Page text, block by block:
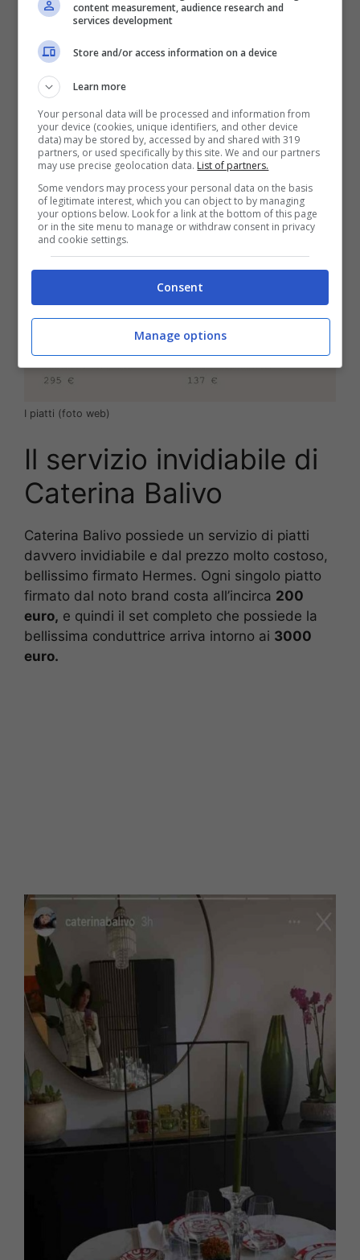
I piatti (foto web)
Il servizio invidiabile di
Caterina Balivo
Caterina Balivo possiede un servizio di piatti
davvero invidiabile e dal prezzo molto costoso,
bellissimo firmato Hermes. Ogni singolo piatto
firmato dal noto brand costa all’incirca 200
euro, e quindi il set completo che possiede la
bellissima conduttrice arriva intorno ai 3000
euro.
content measurement, audience research and
services development
Store and/or access information on a device
Learn more
Your personal data will be processed and information from
your device (cookies, unique identifiers, and other device
data) may be stored by, accessed by and shared with 319
partners, or used specifically by this site. We and our partners
may use precise geolocation data. List of partners.
Some vendors may process your personal data on the basis
of legitimate interest, which you can object to by managing
your options below. Look for a link at the bottom of this page
or in the site menu to manage or withdraw consent in privacy
and cookie settings.
Consent
Manage options